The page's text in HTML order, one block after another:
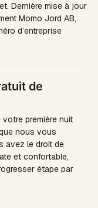
Dernière mise à jour
Momo Jord AB,
d’entreprise
de
première nuit
nous vous
avez le droit de
et confortable,
étape par